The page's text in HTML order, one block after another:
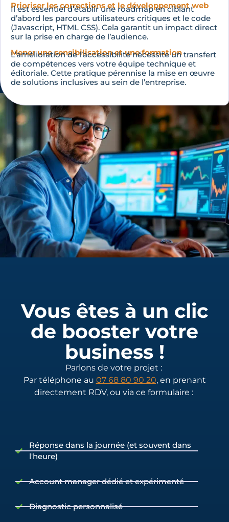
Prioriser les corrections et le développement web
Il est essentiel d’établir une roadmap en ciblant
d’abord les parcours utilisateurs critiques et le code
(Javascript, HTML CSS). Cela garantit un impact direct
sur la prise en charge de l’audience.
Mener une sensibilisation et une formation
L’amélioration de l’accessibilité nécessite un transfert
de compétences vers votre équipe technique et
éditoriale. Cette pratique pérennise la mise en œuvre
de solutions inclusives au sein de l’entreprise.
Vous êtes à un clic
de booster votre
business !
Parlons de votre projet :
Par téléphone au 07 68 80 90 20, en prenant
directement RDV, ou via ce formulaire :
Réponse dans la journée (et souvent dans
l'heure)
Account manager dédié et expérimenté
Diagnostic personnalisé